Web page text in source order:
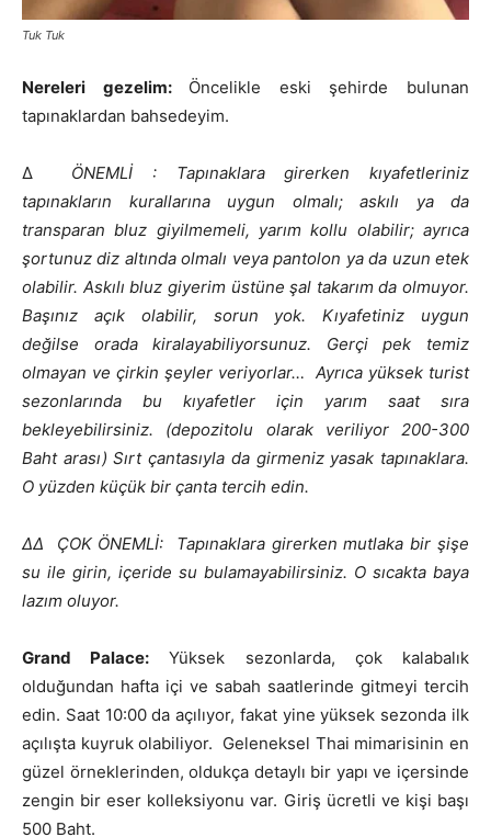
Tuk Tuk
Nereleri gezelim: Öncelikle eski şehirde bulunan
tapınaklardan bahsedeyim.
Δ
ÖNEMLİ : Tapınaklara girerken kıyafetleriniz
tapınakların kurallarına uygun olmalı; askılı ya da
transparan bluz giyilmemeli, yarım kollu olabilir; ayrıca
şortunuz diz altında olmalı veya pantolon ya da uzun etek
olabilir. Askılı bluz giyerim üstüne şal takarım da olmuyor.
Başınız açık olabilir, sorun yok. Kıyafetiniz uygun
değilse orada kiralayabiliyorsunuz. Gerçi pek temiz
olmayan ve çirkin şeyler veriyorlar… Ayrıca yüksek turist
sezonlarında bu kıyafetler için yarım saat sıra
bekleyebilirsiniz. (depozitolu olarak veriliyor 200-300
Baht arası) Sırt çantasıyla da girmeniz yasak tapınaklara.
O yüzden küçük bir çanta tercih edin.
ΔΔ ÇOK ÖNEMLİ: Tapınaklara girerken mutlaka bir şişe
su ile girin, içeride su bulamayabilirsiniz. O sıcakta baya
lazım oluyor.
Grand Palace: Yüksek sezonlarda, çok kalabalık
olduğundan hafta içi ve sabah saatlerinde gitmeyi tercih
edin. Saat 10:00 da açılıyor, fakat yine yüksek sezonda ilk
açılışta kuyruk olabiliyor. Geleneksel Thai mimarisinin en
güzel örneklerinden, oldukça detaylı bir yapı ve içersinde
zengin bir eser kolleksiyonu var. Giriş ücretli ve kişi başı
500 Baht.